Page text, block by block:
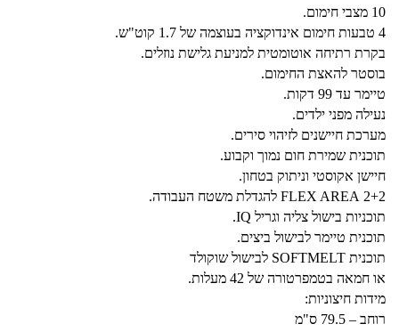
10 מצבי חימום.
4 טבעות חימום אינדוקציה בעוצמה של 1.7 קוט"ש.
בקרת רתיחה אוטומטית למניעת גלישת נוזלים.
בוסטר להאצת החימום.
טיימר עד 99 דקות.
נעילה מפני ילדים.
מערכת חיישנים לזיהוי סירים.
תוכנית שמירת חום נמוך וקבוע.
חיישן אקוסטי וניתוק בטחון.
2+2 FLEX AREA להגדלת משטח העבודה.
תוכניות בישול צליה וגריל IQ.
תוכנית טיימר לבישול ביצים.
תוכנית SOFTMELT לבישול שוקולד
או חמאה בטמפרטורה של 42 מעלות.
מידות חיצוניות:
רוחב – 79.5 ס"מ